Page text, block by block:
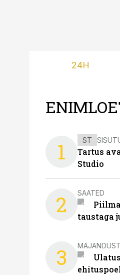
24H
1 ST
Tartus
Studio
2 SAATED
taustaga
3